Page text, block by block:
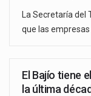
La Secretaría del
que las empresas
El Bajío tiene
la última